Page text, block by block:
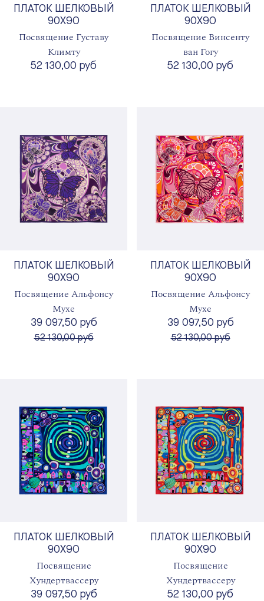
ПЛАТОК ШЕЛКОВЫЙ
90X90
Посвящение Густаву
Климту
52 130,00 руб
ПЛАТОК ШЕЛКОВЫЙ
90X90
Посвящение Винсенту
ван Гогу
52 130,00 руб
ПЛАТОК ШЕЛКОВЫЙ
90X90
Посвящение Альфонсу
Мухе
39 097,50 руб
вместо
52 130,00 руб
ПЛАТОК ШЕЛКОВЫЙ
90X90
Посвящение Альфонсу
Мухе
39 097,50 руб
вместо
52 130,00 руб
ПЛАТОК ШЕЛКОВЫЙ
90X90
Посвящение
Хундертвассеру
39 097,50 руб
ПЛАТОК ШЕЛКОВЫЙ
90X90
Посвящение
Хундертвассеру
52 130,00 руб